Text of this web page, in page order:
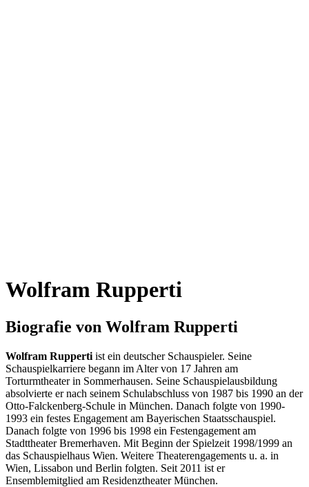
Wolfram Rupperti
Biografie von Wolfram Rupperti
Wolfram Rupperti ist ein deutscher Schauspieler. Seine
Schauspielkarriere begann im Alter von 17 Jahren am
Torturmtheater in Sommerhausen. Seine Schauspielausbildung
absolvierte er nach seinem Schulabschluss von 1987 bis 1990 an der
Otto-Falckenberg-Schule in München. Danach folgte von 1990-
1993 ein festes Engagement am Bayerischen Staatsschauspiel.
Danach folgte von 1996 bis 1998 ein Festengagement am
Stadttheater Bremerhaven. Mit Beginn der Spielzeit 1998/1999 an
das Schauspielhaus Wien. Weitere Theaterengagements u. a. in
Wien, Lissabon und Berlin folgten. Seit 2011 ist er
Ensemblemitglied am Residenztheater München.